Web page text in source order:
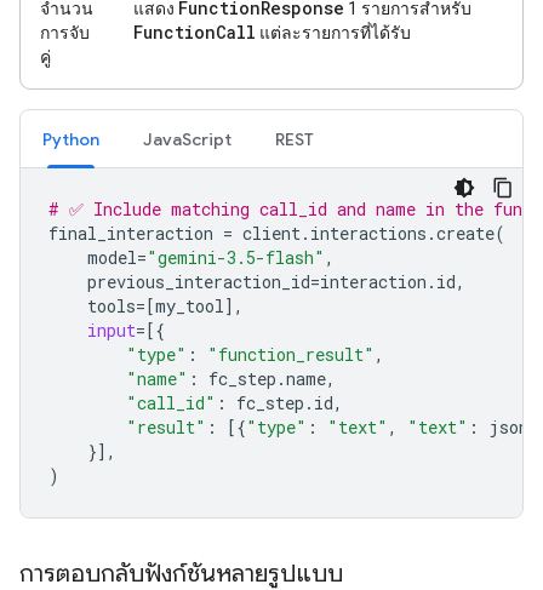
จำนวน
การจับ
คู่
แสดง FunctionResponse 1 รายการสำหรับ
FunctionCall แต่ละรายการที่ได้รับ
Python JavaScript REST
# ✅ Include matching call_id and name in the
final_interaction = client. interactions .create(
model="gemini-3.5-flash" ,
previous_interaction_id=interaction . id,
tools=[my_tool],
input=[{
"type" : "function_result" ,
"name" : fc_step .name,
"call_id" : fc_step . id,
"result" : [{"type" : "text" , "text" : json
}],
)
การตอบกลับฟังก์ชันหลายรูปแบบ